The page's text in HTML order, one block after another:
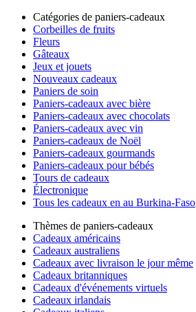
Catégories de paniers-cadeaux
Corbeilles de fruits
Fleurs
Gâteaux
Jeux et jouets
Nouveaux cadeaux
Paniers de soin
Paniers-cadeaux avec bière
Paniers-cadeaux avec chocolats
Paniers-cadeaux avec vin
Paniers-cadeaux de Noël
Paniers-cadeaux gourmands
Paniers-cadeaux pour bébés
Tours de cadeaux
Électronique
Tous les cadeaux en au Burkina-Faso
Thèmes de paniers-cadeaux
Cadeaux américains
Cadeaux australiens
Cadeaux avec livraison le jour même
Cadeaux britanniques
Cadeaux d'événements virtuels
Cadeaux irlandais